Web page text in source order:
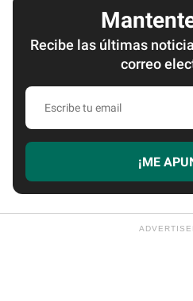
Recibe las últimas
correo
Escribe
email
¡ME